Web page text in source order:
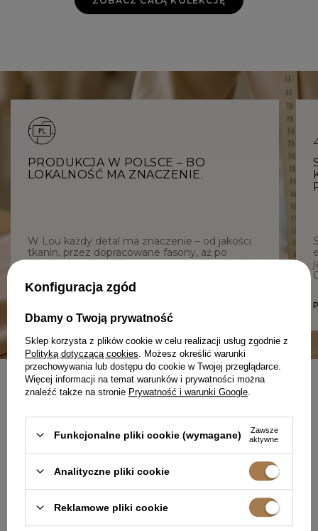
PRODUKCJA W POLSCE – BO
LOKALNOŚĆ MA ZNACZENIE.
W Lou każdy detal ma znaczenie – od jakości
tkanin, przez dopracowane fasony, aż po
lokalną produkcję. Tworzymy z troską o Ciebie i
NEWSLETTER
UBIERZ SIĘ W PEWNOŚĆ
SIEBIE
Zapisz się do darmowego newslettera
w programie lojalnościowym Lou.pl
Konfiguracja zgód
Dbamy o Twoją prywatność
Sklep korzysta z plików cookie w celu realizacji usług zgodnie z
Polityką dotyczącą cookies . Możesz określić warunki
przechowywania lub dostępu do cookie w Twojej przeglądarce.
Więcej informacji na temat warunków i prywatności można
znaleźć także na stronie Prywatność i warunki Google
Funkcjonalne pliki cookie (wymagane)
Zawsze
aktywne
Analityczne pliki cookie
Reklamowe pliki cookie